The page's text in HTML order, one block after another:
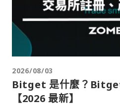
2026/08/03
Bitget 是什麼？
【2026 最新】